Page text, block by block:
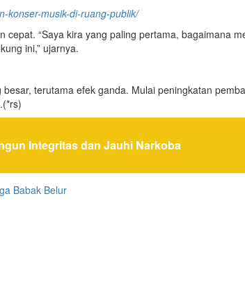
konser-musik-di-ruang-publik/
“Saya kira yang paling pertama, bagaimana
ini,” ujarnya.
terutama efek ganda. Mulai peningkatan
Integritas dan Jauhi Narkoba
Babak Belur